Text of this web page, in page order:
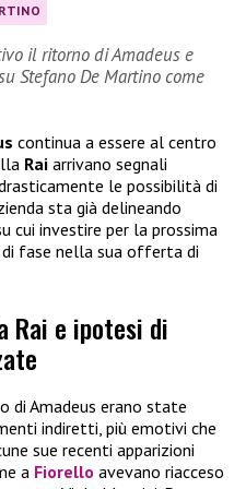
il ritorno di Amadeus e
Stefano De Martino come
continua a essere al centro
Rai arrivano segnali
le possibilità di
sta già delineando
cui investire per la prossima
di fase nella sua offerta di
Rai e ipotesi di
di Amadeus erano state
indiretti, più emotivi che
sue recenti apparizioni
a Fiorello avevano riacceso